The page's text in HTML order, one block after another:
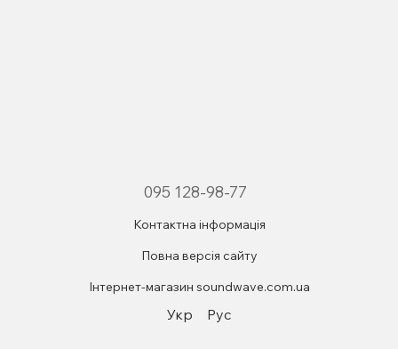
095 128-98-77
Контактна інформація
Повна версія сайту
Інтернет-магазин soundwave.com.ua
Укр Рус